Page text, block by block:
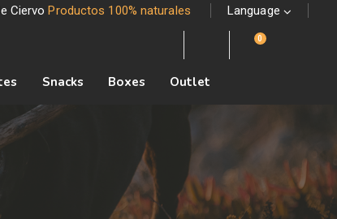
CiervoProductos 100% naturales Language
0
Snacks Boxes Outlet